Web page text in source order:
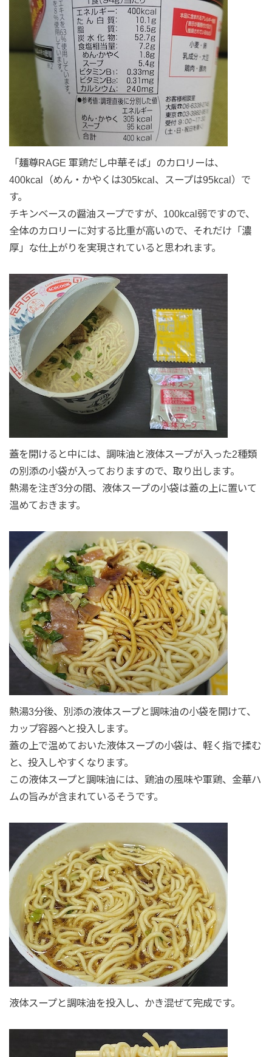
「麺尊RAGE 軍鶏だし中華そば」のカロリーは、
400kcal（めん・かやくは305kcal、スープは95kcal）で
す。
チキンベースの醤油スープですが、100kcal弱ですので、
全体のカロリーに対する比重が高いので、それだけ「濃
厚」な仕上がりを実現されていると思われます。
蓋を開けると中には、調味油と液体スープが入った2種類
の別添の小袋が入っておりますので、取り出します。
熱湯を注ぎ3分の間、液体スープの小袋は蓋の上に置いて
温めておきます。
熱湯3分後、別添の液体スープと調味油の小袋を開けて、
カップ容器へと投入します。
蓋の上で温めておいた液体スープの小袋は、軽く指で揉む
と、投入しやすくなります。
この液体スープと調味油には、鶏油の風味や軍鶏、金華ハ
ムの旨みが含まれているそうです。
液体スープと調味油を投入し、かき混ぜて完成です。